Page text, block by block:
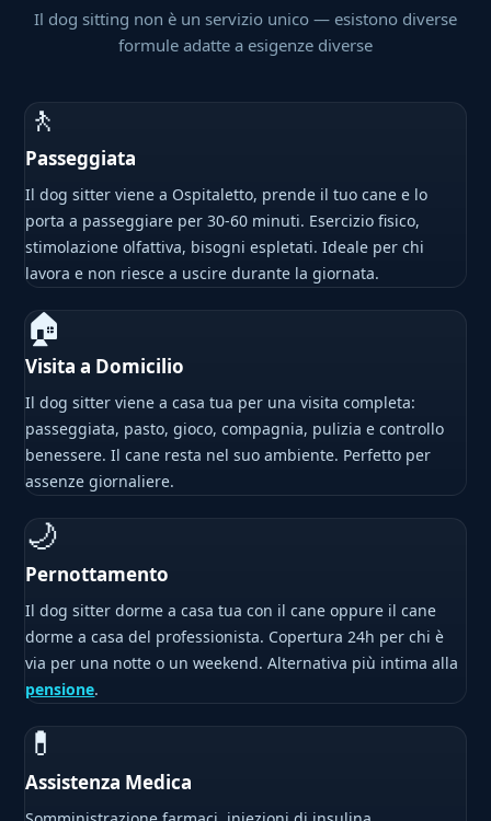
Il dog sitting non è un servizio unico — esistono diverse
formule adatte a esigenze diverse
🚶
Passeggiata
Il dog sitter viene a Ospitaletto, prende il tuo cane e lo
porta a passeggiare per 30-60 minuti. Esercizio fisico,
stimolazione olfattiva, bisogni espletati. Ideale per chi
lavora e non riesce a uscire durante la giornata.
🏠
Visita a Domicilio
Il dog sitter viene a casa tua per una visita completa:
passeggiata, pasto, gioco, compagnia, pulizia e controllo
benessere. Il cane resta nel suo ambiente. Perfetto per
assenze giornaliere.
🌙
Pernottamento
Il dog sitter dorme a casa tua con il cane oppure il cane
dorme a casa del professionista. Copertura 24h per chi è
via per una notte o un weekend. Alternativa più intima alla
pensione.
💊
Assistenza Medica